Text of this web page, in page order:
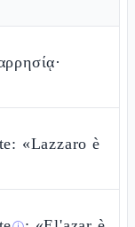
«Lazzaro è